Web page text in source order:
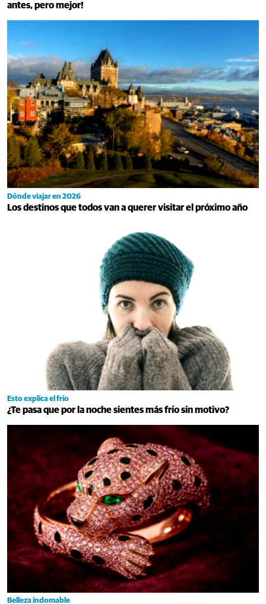
antes, pero mejor!
Dónde viajar en 2026
Los destinos que todos van a querer visitar el próximo año
Esto explica el frío
¿Te pasa que por la noche sientes más frío sin motivo?
Belleza indomable